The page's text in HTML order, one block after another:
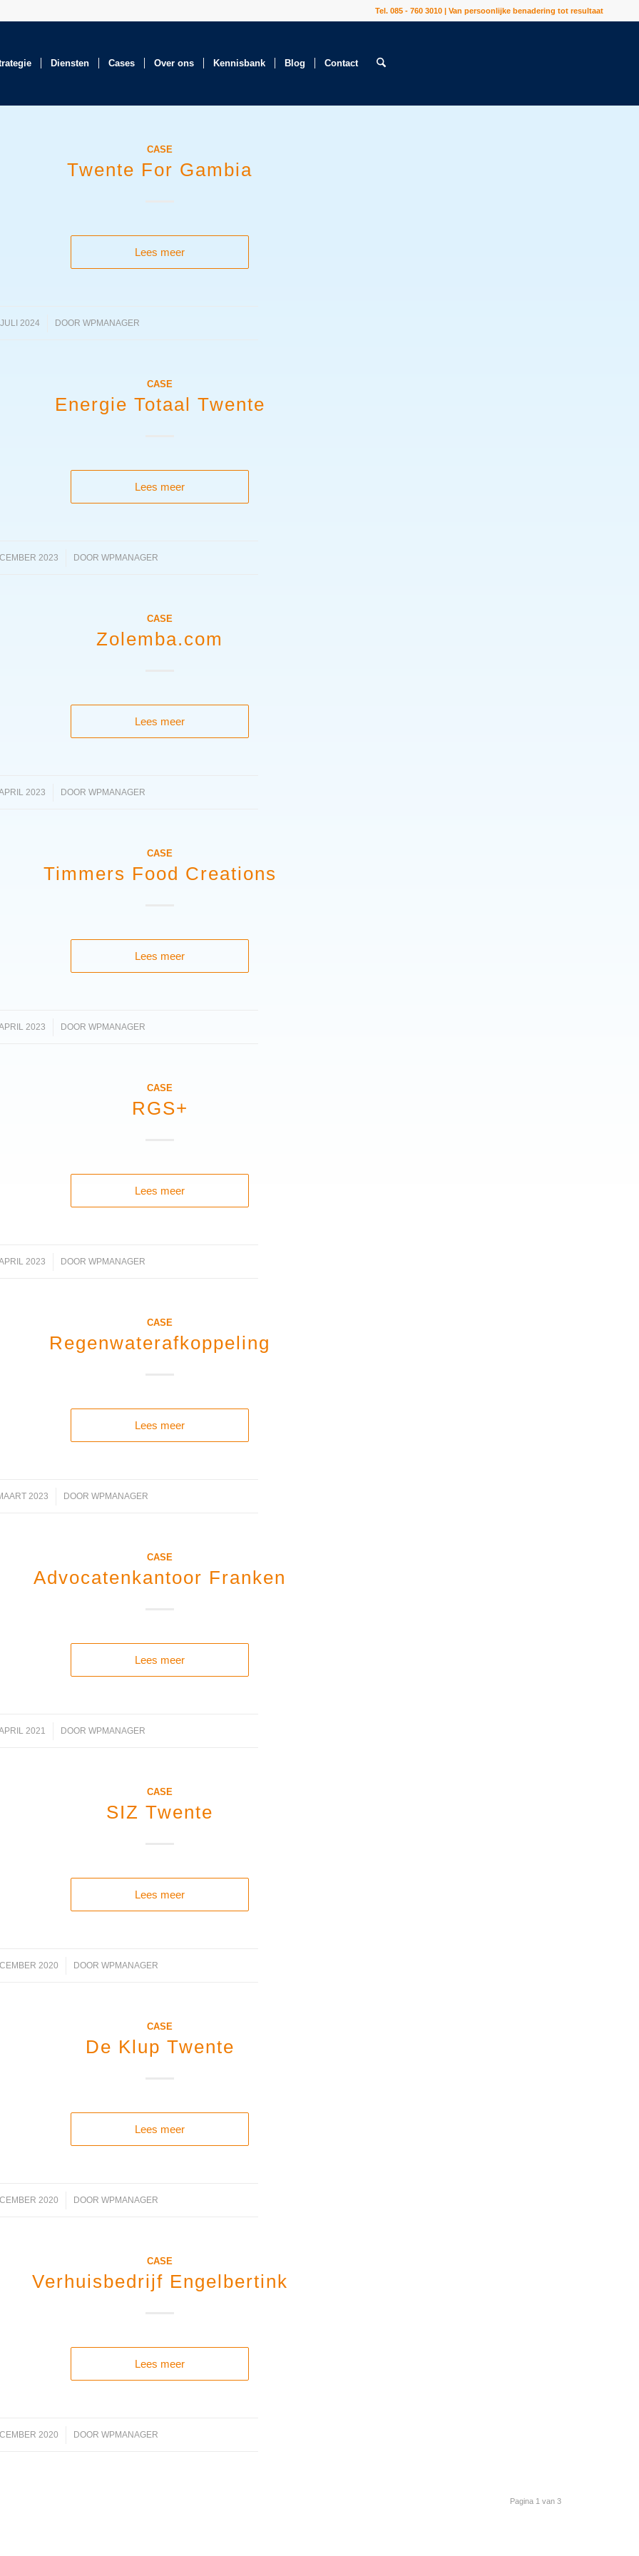
Tel. 085 - 760 3010 | Van persoonlijke benadering tot resultaat
Diensten Cases Over ons Kennisbank Blog Contact
CASE
Twente For Gambia
Lees meer
2024
/ DOORWPMANAGER
CASE
Energie Totaal Twente
Lees meer
2023
/ DOOR WPMANAGER
CASE
Zolemba.com
Lees meer
2023
/ DOORWPMANAGER
CASE
Timmers Food Creations
Lees meer
2023
/ DOORWPMANAGER
CASE
RGS+
Lees meer
2023
/ DOORWPMANAGER
CASE
Regenwaterafkoppeling
Lees meer
2023
/ DOORWPMANAGER
CASE
Advocatenkantoor Franken
Lees meer
2021
/ DOORWPMANAGER
CASE
SIZ Twente
Lees meer
2020
/ DOOR WPMANAGER
CASE
De Klup Twente
Lees meer
2020
/ DOOR WPMANAGER
CASE
Verhuisbedrijf Engelbertink
Lees meer
2020
/ DOOR WPMANAGER
Pagina 1 van 3